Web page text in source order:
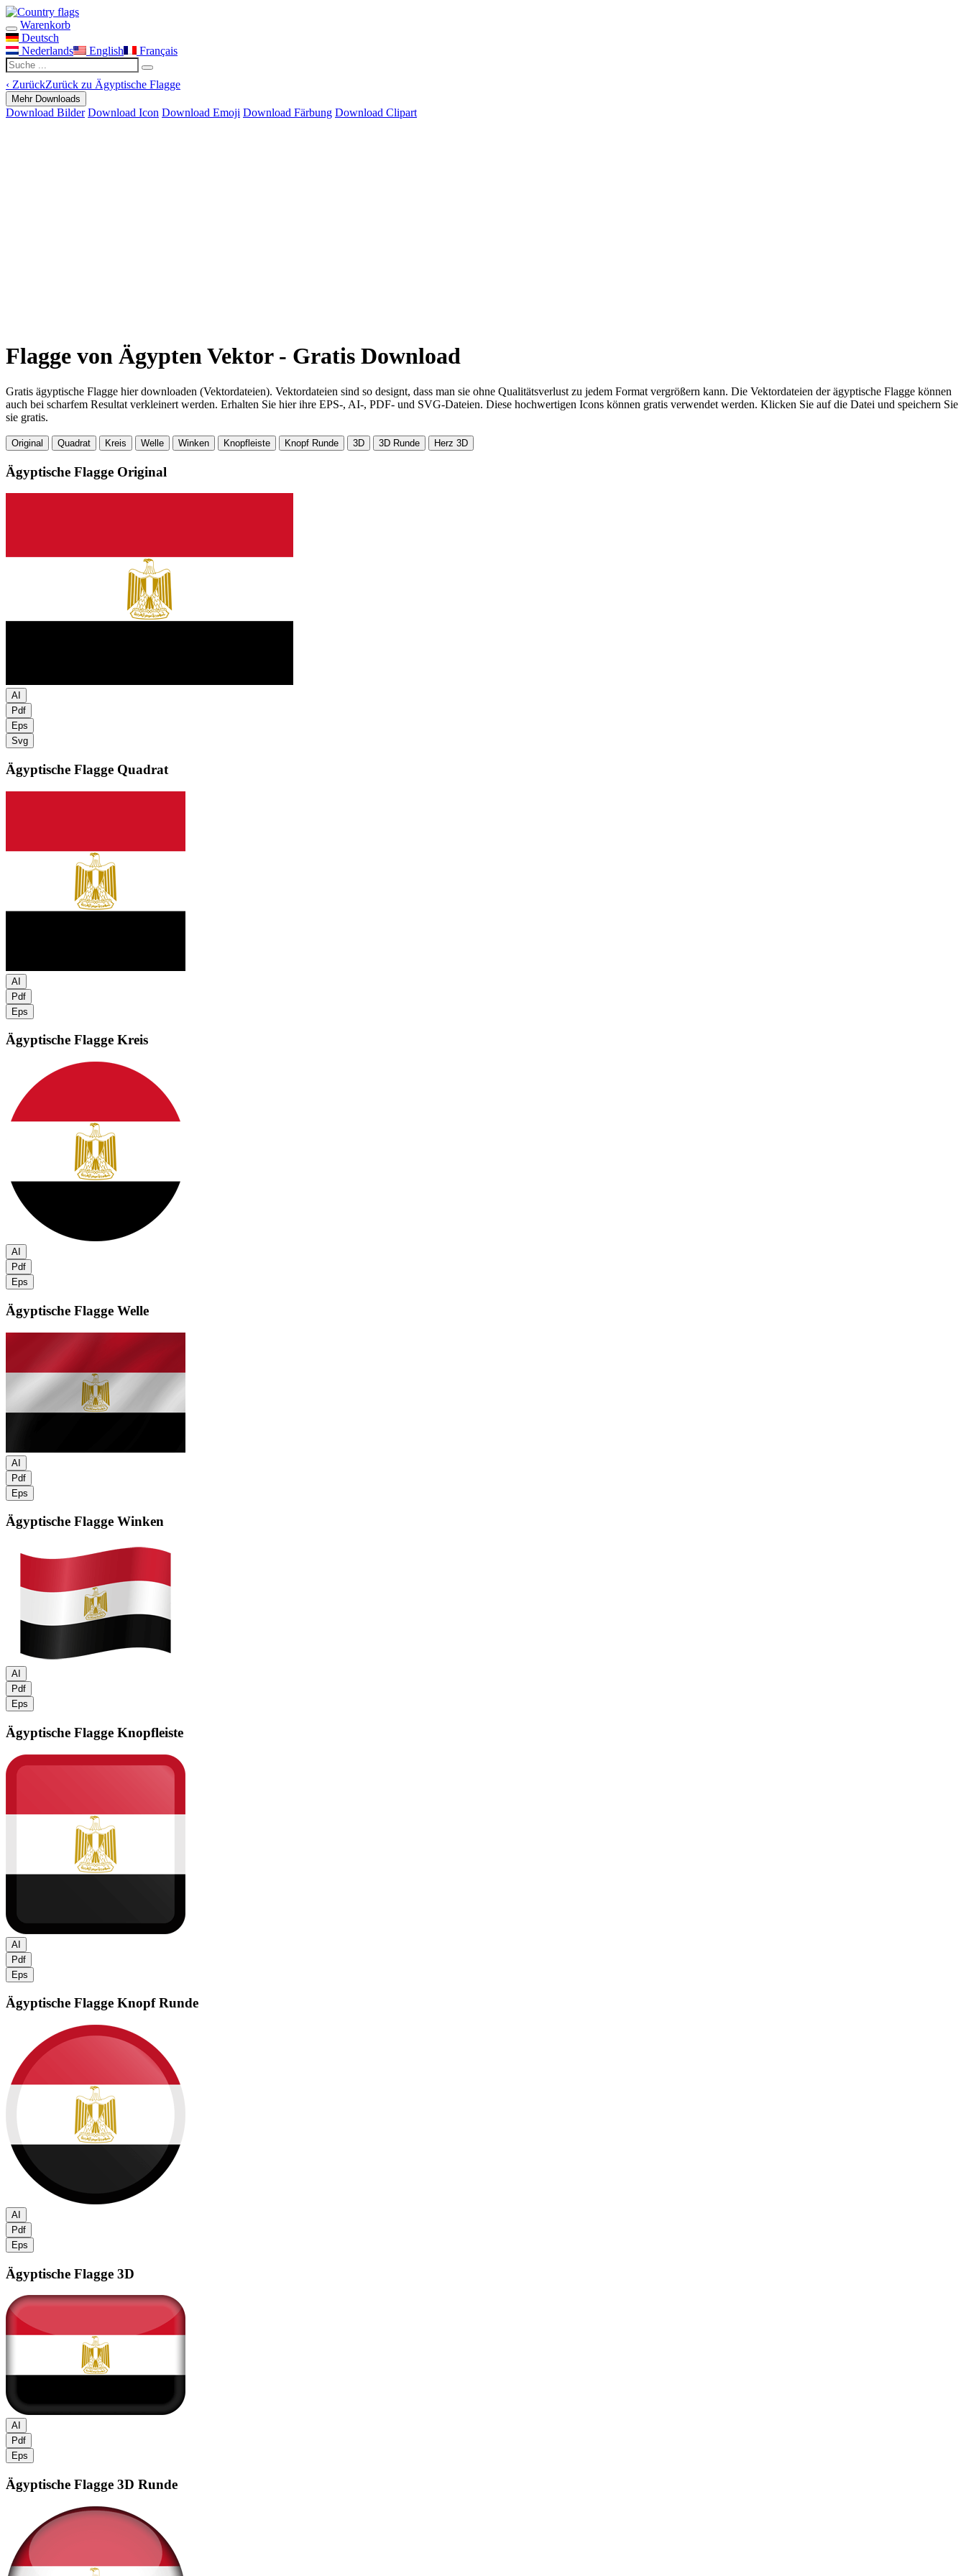
Warenkorb
Deutsch
Nederlands
English Français
‹ ZurückZurück zu Ägyptische Flagge
Mehr Downloads
Download Bilder Download Icon Download Emoji Download Färbung Download Clipart
Flagge von Ägypten Vektor - Gratis Download
Gratis ägyptische Flagge hier downloaden (Vektordateien). Vektordateien sind so designt, dass man sie ohne Qualitätsverlust zu jedem Format vergrößern kann. Die Vektordateien der ägyptische Flagge können
auch bei scharfem Resultat verkleinert werden. Erhalten Sie hier ihre EPS-, AI-, PDF- und SVG-Dateien. Diese hochwertigen Icons können gratis verwendet werden. Klicken Sie auf die Datei und speichern Sie
sie gratis.
Original Quadrat Kreis Welle Winken Knopfleiste Knopf Runde 3D 3D Runde Herz 3D
Ägyptische Flagge Original
AI
Pdf
Eps
Svg
Ägyptische Flagge Quadrat
AI
Pdf
Eps
Ägyptische Flagge Kreis
AI
Pdf
Eps
Ägyptische Flagge Welle
AI
Pdf
Eps
Ägyptische Flagge Winken
AI
Pdf
Eps
Ägyptische Flagge Knopfleiste
AI
Pdf
Eps
Ägyptische Flagge Knopf Runde
AI
Pdf
Eps
Ägyptische Flagge 3D
AI
Pdf
Eps
Ägyptische Flagge 3D Runde